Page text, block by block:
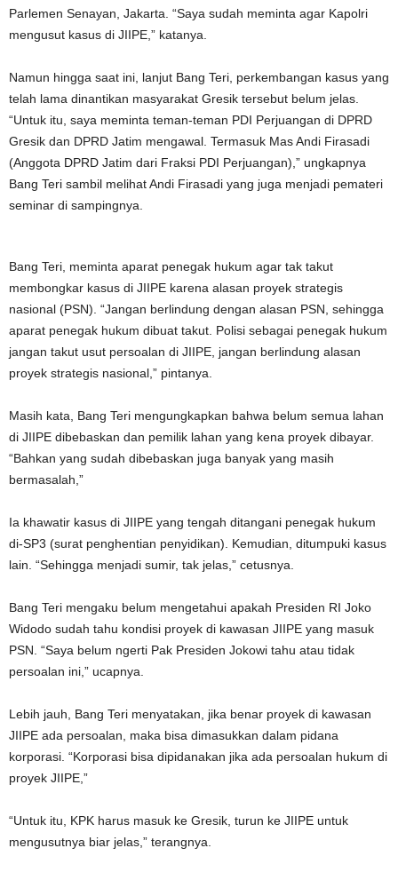
Parlemen Senayan, Jakarta. “Saya sudah meminta agar Kapolri
mengusut kasus di JIIPE,” katanya.
Namun hingga saat ini, lanjut Bang Teri, perkembangan kasus yang
telah lama dinantikan masyarakat Gresik tersebut belum jelas.
“Untuk itu, saya meminta teman-teman PDI Perjuangan di DPRD
Gresik dan DPRD Jatim mengawal. Termasuk Mas Andi Firasadi
(Anggota DPRD Jatim dari Fraksi PDI Perjuangan),” ungkapnya
Bang Teri sambil melihat Andi Firasadi yang juga menjadi pemateri
seminar di sampingnya.
Bang Teri, meminta aparat penegak hukum agar tak takut
membongkar kasus di JIIPE karena alasan proyek strategis
nasional (PSN). “Jangan berlindung dengan alasan PSN, sehingga
aparat penegak hukum dibuat takut. Polisi sebagai penegak hukum
jangan takut usut persoalan di JIIPE, jangan berlindung alasan
proyek strategis nasional,” pintanya.
Masih kata, Bang Teri mengungkapkan bahwa belum semua lahan
di JIIPE dibebaskan dan pemilik lahan yang kena proyek dibayar.
“Bahkan yang sudah dibebaskan juga banyak yang masih
bermasalah,”
Ia khawatir kasus di JIIPE yang tengah ditangani penegak hukum
di-SP3 (surat penghentian penyidikan). Kemudian, ditumpuki kasus
lain. “Sehingga menjadi sumir, tak jelas,” cetusnya.
Bang Teri mengaku belum mengetahui apakah Presiden RI Joko
Widodo sudah tahu kondisi proyek di kawasan JIIPE yang masuk
PSN. “Saya belum ngerti Pak Presiden Jokowi tahu atau tidak
persoalan ini,” ucapnya.
Lebih jauh, Bang Teri menyatakan, jika benar proyek di kawasan
JIIPE ada persoalan, maka bisa dimasukkan dalam pidana
korporasi. “Korporasi bisa dipidanakan jika ada persoalan hukum di
proyek JIIPE,”
“Untuk itu, KPK harus masuk ke Gresik, turun ke JIIPE untuk
mengusutnya biar jelas,” terangnya.